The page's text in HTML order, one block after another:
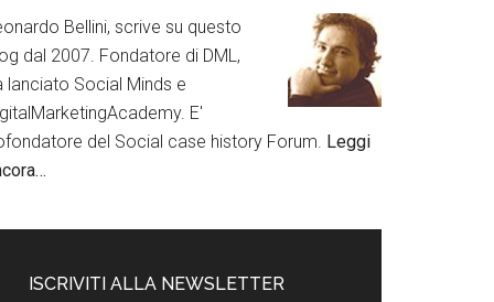
Bellini, scrive su questo
dal 2007. Fondatore di DML,
lanciato Social Minds e
E'
del Social case history Forum. Leggi
ISCRIVITI ALLA NEWSLETTER